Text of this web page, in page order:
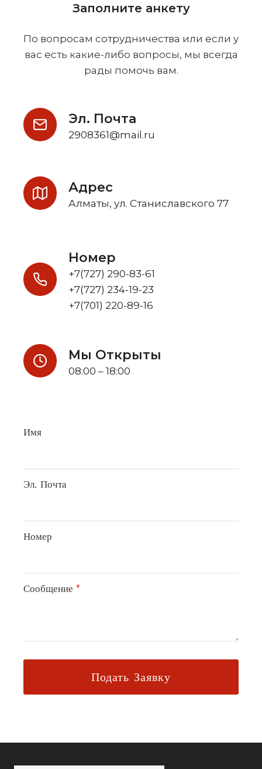
Заполните анкету
По вопросам сотрудничества или если у
вас есть какие-либо вопросы, мы всегда
рады помочь вам.
Эл. Почта
2908361@mail.ru
Адрес
Алматы, ул. Станиславского 77
Номер
+7(727) 290-83-61
+7(727) 234-19-23
+7(701) 220-89-16
Мы Открыты
08:00 – 18:00
Имя
Эл. Почта
Номер
Сообщение *
Подать Заявку